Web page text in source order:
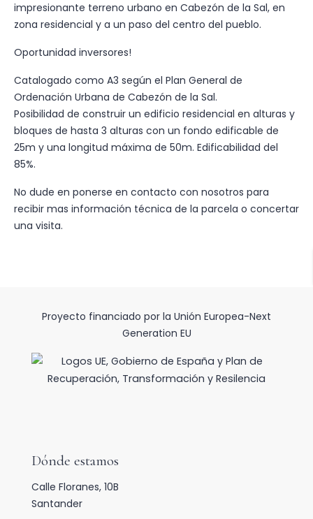
impresionante terreno urbano en Cabezón de la Sal, en
zona residencial y a un paso del centro del pueblo.
Oportunidad inversores!
Catalogado como A3 según el Plan General de
Ordenación Urbana de Cabezón de la Sal.
Posibilidad de construir un edificio residencial en alturas y
bloques de hasta 3 alturas con un fondo edificable de
25m y una longitud máxima de 50m. Edificabilidad del
85%.
No dude en ponerse en contacto con nosotros para
recibir mas información técnica de la parcela o concertar
una visita.
Proyecto financiado por la Unión Europea-Next
Generation EU
Dónde estamos
Calle Floranes, 10B
Santander